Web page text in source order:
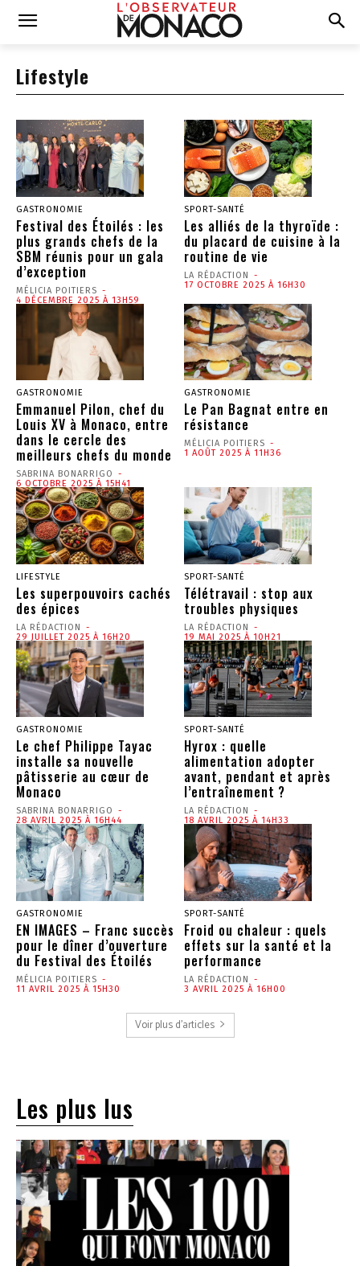
Lifestyle
GASTRONOMIE
Festival des Étoilés : les
plus grands chefs de la
SBM réunis pour un gala
d’exception
MÉLICIA POITIERS -
4 DÉCEMBRE 2025 À 13H59
SPORT-SANTÉ
Les alliés de la thyroïde :
du placard de cuisine à la
routine de vie
LA RÉDACTION
-
17 OCTOBRE 2025 À 16H30
GASTRONOMIE
Emmanuel Pilon, chef du
Louis XV à Monaco, entre
dans le cercle des
meilleurs chefs du monde
SABRINA BONARRIGO
-
6 OCTOBRE 2025 À 15H41
GASTRONOMIE
Le Pan Bagnat entre en
résistance
MÉLICIA POITIERS -
1 AOÛT 2025 À 11H36
LIFESTYLE
Les superpouvoirs cachés
des épices
LA RÉDACTION
-
29 JUILLET 2025 À 16H20
SPORT-SANTÉ
Télétravail : stop aux
troubles physiques
LA RÉDACTION
-
19 MAI 2025 À 10H21
GASTRONOMIE
Le chef Philippe Tayac
installe sa nouvelle
pâtisserie au cœur de
Monaco
SABRINA BONARRIGO
-
28 AVRIL 2025 À 16H44
SPORT-SANTÉ
Hyrox : quelle
alimentation adopter
avant, pendant et après
l’entraînement ?
LA RÉDACTION
-
18 AVRIL 2025 À 14H33
GASTRONOMIE
EN IMAGES – Franc succès
pour le dîner d’ouverture
du Festival des Étoilés
MÉLICIA POITIERS -
11 AVRIL 2025 À 15H30
SPORT-SANTÉ
Froid ou chaleur : quels
effets sur la santé et la
performance
LA RÉDACTION
-
3 AVRIL 2025 À 16H00
Voir plus d'articles
Les plus lus